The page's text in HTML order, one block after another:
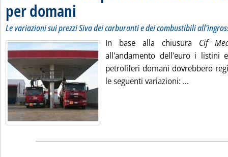
per domani . Sottotitolo: Le variazioni sui prezzi Siva dei carburanti e dei
. Pubblicata mercoledì 31 agosto 2016 alle 9.31.
Le variazioni sui prezzi Siva dei carburanti e dei combustibili
In base alla chiusura Cif
all'andamento dell'euro i listini
petroliferi domani dovrebbero
le seguenti variazioni: ...